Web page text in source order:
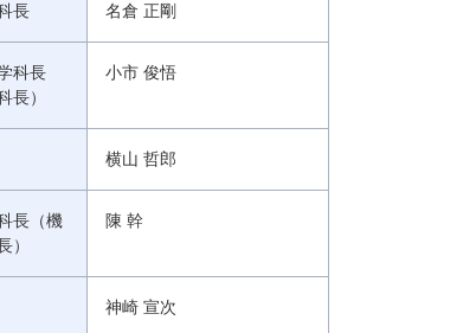
長 名倉 正剛
科長
長）
小市 俊悟
横山 哲郎
長（機
）
陳 幹
神崎 宣次